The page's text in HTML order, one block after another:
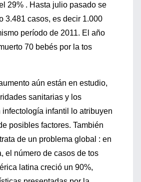
29% . Hasta julio pasado se
3.481 casos, es decir 1.000
período de 2011. El año
70 bebés por la tos
aún están en estudio,
sanitarias y los
infantil lo atribuyen
posibles factores. También
de un problema global : en
el número de casos de tos
latina creció un 90%,